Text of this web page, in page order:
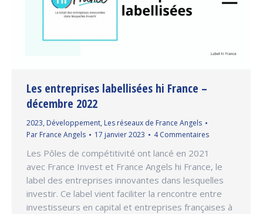
Les entreprises labellisées hi France –
décembre 2022
2023, Développement, Les réseaux de France Angels
Par France Angels 17 janvier 2023 4 Commentaires
Les Pôles de compétitivité ont lancé en 2021
avec France Invest et France Angels hi France, le
label des entreprises innovantes dans lesquelles
investir. Ce label vient faciliter la rencontre entre
investisseurs en capital et entreprises françaises à